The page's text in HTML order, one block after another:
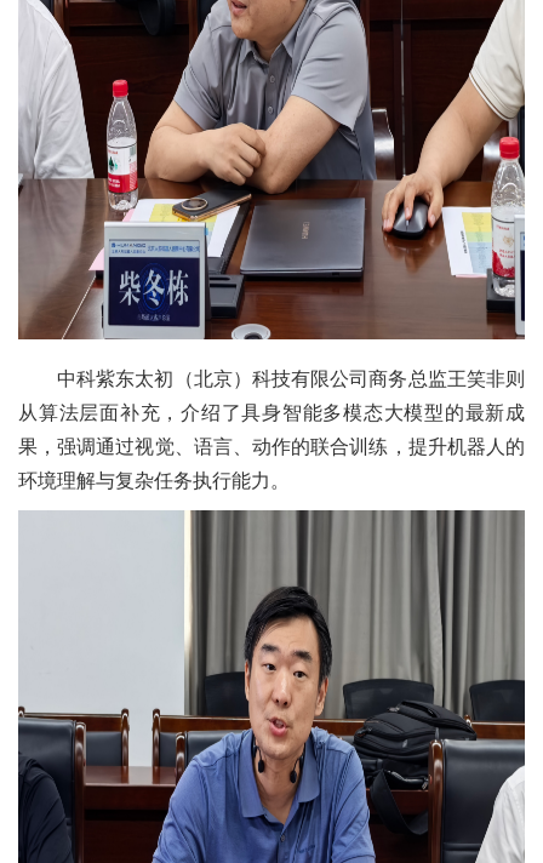
中科紫东太初（北京）科技有限公司商务总监王笑非则
从算法层面补充，介绍了具身智能多模态大模型的最新成
果，强调通过视觉、语言、动作的联合训练，提升机器人的
环境理解与复杂任务执行能力。